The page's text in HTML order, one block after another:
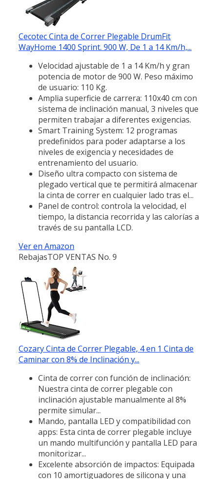
Cecotec Cinta de Correr Plegable DrumFit
WayHome 1400 Sprint. 900 W, De 1 a 14 Km/h,...
Velocidad ajustable de 1 a 14 Km/h y gran
potencia de motor de 900 W. Peso máximo
de usuario: 110 Kg.
Amplia superficie de carrera: 110x40 cm con
sistema de inclinación manual, 3 niveles que
permiten trabajar a diferentes exigencias.
Smart Training System: 12 programas
predefinidos para poder adaptarse a los
niveles de exigencia y necesidades de
entrenamiento del usuario.
Diseño ultra compacto con sistema de
plegado vertical que te permitirá almacenar
la cinta de correr en cualquier lado tras el...
Panel de control: controla la velocidad, el
tiempo, la distancia recorrida y las calorías a
través de su pantalla LCD.
Ver en Amazon
RebajasTOP VENTAS No. 9
Cozary Cinta de Correr Plegable, 4 en 1 Cinta de
Caminar con 8% de Inclinación y...
Cinta de correr con función de inclinación:
Nuestra cinta de correr plegable con
inclinación ajustable manualmente al 8%
permite simular...
Mando, pantalla LED y compatibilidad con
apps: Esta cinta de correr plegable incluye
un mando multifunción y pantalla LED para
monitorizar...
Excelente absorción de impactos: Equipada
con 10 amortiguadores de silicona y una